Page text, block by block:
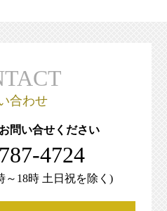
合わせ
問い合せください
4724
～18時 土日祝を除く)